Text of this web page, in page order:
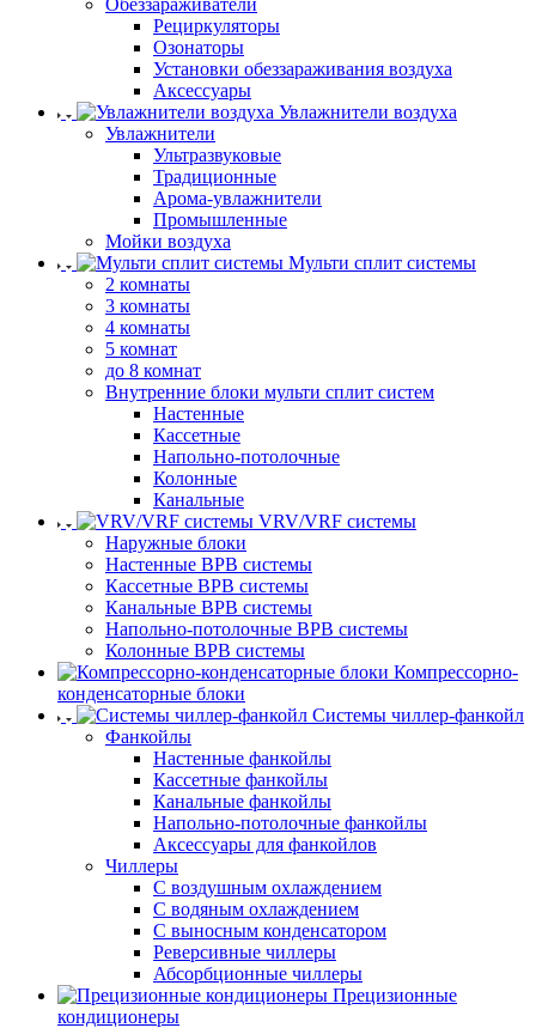
Обеззараживатели
Рециркуляторы
Озонаторы
Установки обеззараживания воздуха
Аксессуары
Увлажнители воздуха
Увлажнители
Ультразвуковые
Традиционные
Арома-увлажнители
Промышленные
Мойки воздуха
Мульти сплит системы
2 комнаты
3 комнаты
4 комнаты
5 комнат
до 8 комнат
Внутренние блоки мульти сплит систем
Настенные
Кассетные
Напольно-потолочные
Колонные
Канальные
VRV/VRF системы
Наружные блоки
Настенные ВРВ системы
Кассетные ВРВ системы
Канальные ВРВ системы
Напольно-потолочные ВРВ системы
Колонные ВРВ системы
Компрессорно-
конденсаторные блоки
Системы чиллер-фанкойл
Фанкойлы
Настенные фанкойлы
Кассетные фанкойлы
Канальные фанкойлы
Напольно-потолочные фанкойлы
Аксессуары для фанкойлов
Чиллеры
С воздушным охлаждением
С водяным охлаждением
С выносным конденсатором
Реверсивные чиллеры
Абсорбционные чиллеры
Прецизионные
кондиционеры